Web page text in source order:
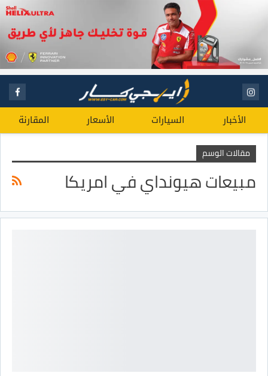
الأخبار السيارات الأسعار المقارنة
مقالات الوسم
مبيعات هيونداي في امريكا